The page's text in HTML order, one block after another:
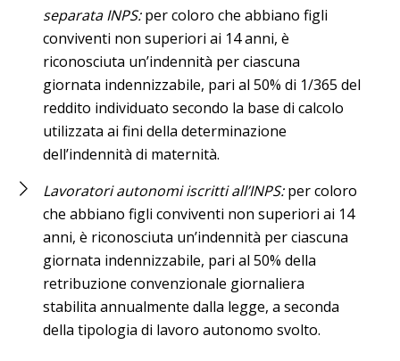
separata INPS:per coloro che abbiano figli
conviventi non superiori ai 14 anni, è
riconosciuta un’indennità per ciascuna
giornata indennizzabile, pari al 50% di 1/365 del
reddito individuato secondo la base di calcolo
utilizzata ai fini della determinazione
dell’indennità di maternità.
Lavoratori autonomi iscritti all’INPS:per coloro
che abbiano figli conviventi non superiori ai 14
anni, è riconosciuta un’indennità per ciascuna
giornata indennizzabile, pari al 50% della
retribuzione convenzionale giornaliera
stabilita annualmente dalla legge, a seconda
della tipologia di lavoro autonomo svolto.